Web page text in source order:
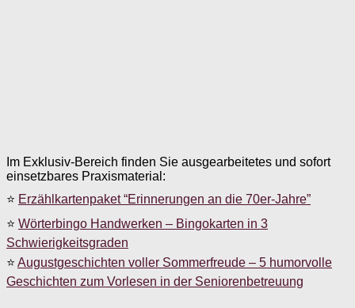
Im Exklusiv-Bereich finden Sie ausgearbeitetes und sofort
einsetzbares Praxismaterial:
⭐ Erzählkartenpaket “Erinnerungen an die 70er-Jahre”
⭐ Wörterbingo Handwerken – Bingokarten in 3
Schwierigkeitsgraden
⭐ Augustgeschichten voller Sommerfreude – 5 humorvolle
Geschichten zum Vorlesen in der Seniorenbetreuung